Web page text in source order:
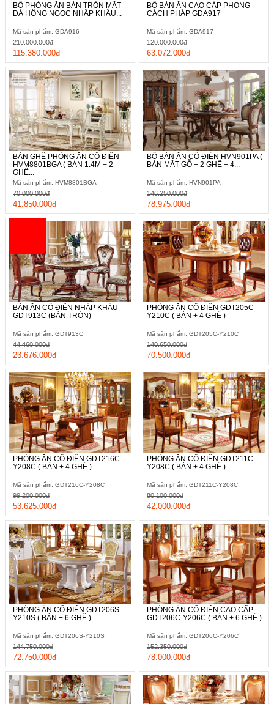
BỘ PHÒNG ĂN BÀN TRÒN MẶT
ĐÁ HỒNG NGỌC NHẬP KHẨU...
Mã sản phẩm: GDA916
115.380.000đ
210.000.000đ
BỘ BÀN ĂN CAO CẤP PHONG
CÁCH PHÁP GDA917
Mã sản phẩm: GDA917
63.072.000đ
120.000.000đ
BÀN GHẾ PHÒNG ĂN CỔ ĐIỂN
HVM8801BGA ( BÀN 1.4M + 2
GHẾ...
Mã sản phẩm: HVM8801BGA
41.850.000đ
70.000.000đ
BỘ BÀN ĂN CỔ ĐIỂN HVN901PA (
BÀN MẶT GỖ + 2 GHẾ + 4...
Mã sản phẩm: HVN901PA
78.975.000đ
146.250.000đ
BÀN ĂN CỔ ĐIỂN NHẬP KHẨU
GDT913C (BÀN TRÒN)
Mã sản phẩm: GDT913C
23.676.000đ
44.460.000đ
PHÒNG ĂN CỔ ĐIỂN GDT205C-
Y210C ( BÀN + 4 GHẾ )
Mã sản phẩm: GDT205C-Y210C
70.500.000đ
140.650.000đ
PHÒNG ĂN CỔ ĐIỂN GDT216C-
Y208C ( BÀN + 4 GHẾ )
Mã sản phẩm: GDT216C-Y208C
53.625.000đ
99.200.000đ
PHÒNG ĂN CỔ ĐIỂN GDT211C-
Y208C ( BÀN + 4 GHẾ )
Mã sản phẩm: GDT211C-Y208C
42.000.000đ
80.100.000đ
PHÒNG ĂN CỔ ĐIỂN GDT206S-
Y210S ( BÀN + 6 GHẾ )
Mã sản phẩm: GDT206S-Y210S
72.750.000đ
144.750.000đ
PHÒNG ĂN CỔ ĐIỂN CAO CẤP
GDT206C-Y206C ( BÀN + 6 GHẾ )
Mã sản phẩm: GDT206C-Y206C
78.000.000đ
152.350.000đ